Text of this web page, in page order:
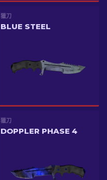
獵刀
BLUE STEEL
獵刀
DOPPLER PHASE 4